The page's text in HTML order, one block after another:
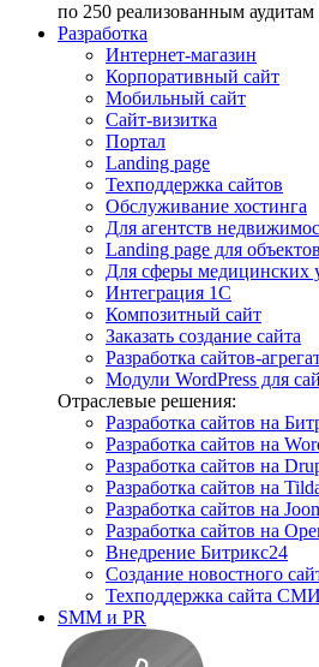
по 250 реализованным аудитам
Разработка
Интернет-магазин
Корпоративный сайт
Мобильный сайт
Сайт-визитка
Портал
Landing page
Техподдержка сайтов
Обслуживание хостинга
Для агентств
Landing page для
Для сферы медицинских
Интеграция 1С
Композитный сайт
Заказать создание сайта
Разработка сайтов-
Модули WordPress для
Отраслевые решения:
Разработка сайтов на
Разработка сайтов на
Разработка сайтов на
Разработка сайтов на
Разработка сайтов на
Разработка сайтов на
Внедрение Битрикс24
Создание новостного
Техподдержка сайта СМИ
SMM и PR